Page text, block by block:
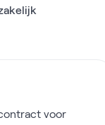
voor